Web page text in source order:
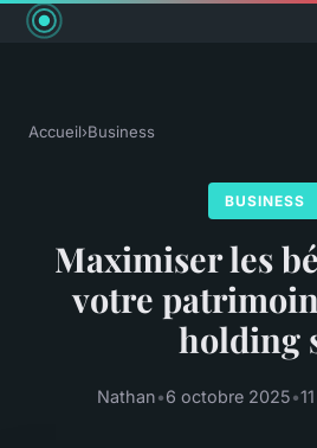
Accueil›Business
BUSINESS
Maximiser les
votre
holding
Nathan•6 octobre 2025•